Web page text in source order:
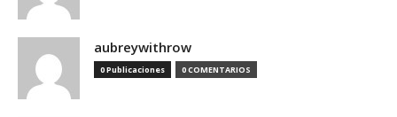
aubreywithrow
0 Publicaciones 0 COMENTARIOS